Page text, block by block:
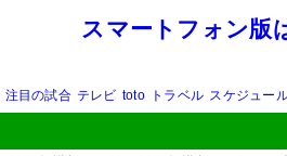
スマートフォン版
注目の試合 テレビ toto トラベル スケジュー